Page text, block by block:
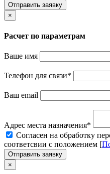
Отправить заявку
×
Расчет по параметрам
Ваше имя
Телефон для связи*
Ваш email
Адрес места назначения*
Cогласен на обработку
соответсвии с положением [
Отправить заявку
×